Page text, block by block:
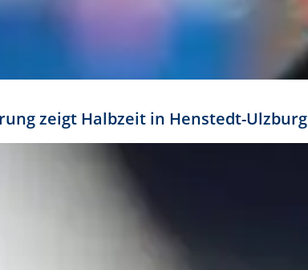
zeigt Halbzeit in Henstedt-Ulzburg